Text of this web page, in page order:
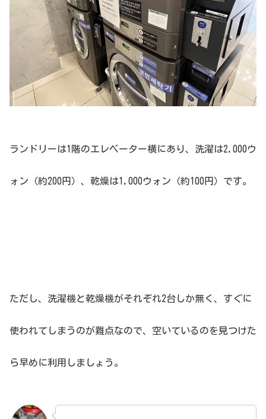
ランドリーは1階のエレベーター横にあり、洗濯は2,000ウ
ォン（約200円）、乾燥は1,000ウォン（約100円）です。
ただし、洗濯機と乾燥機がそれぞれ2台しか無く、すぐに
使われてしまうのが難点なので、空いているのを見つけた
ら早めに利用しましょう。